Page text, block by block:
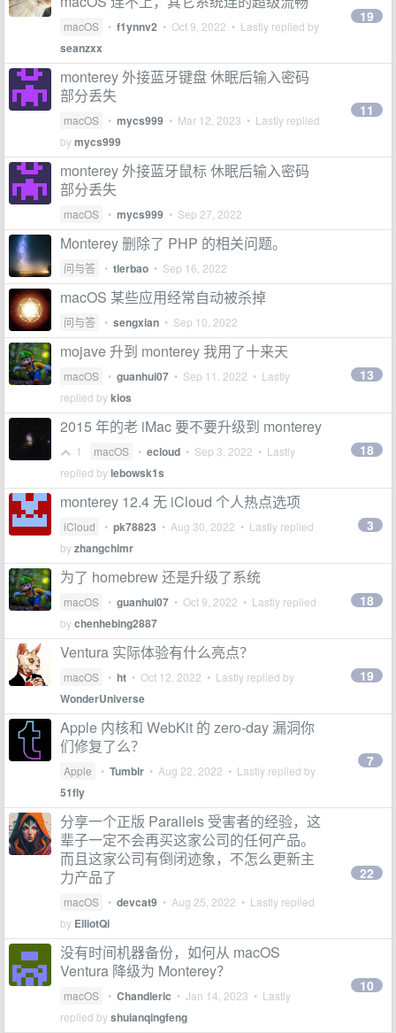
macOS • f1ynnv2 • Oct 9, 2022 • Lastly replied by
seanzxx
19
monterey 外接蓝牙键盘 休眠后输入密码
部分丢失
macOS • mycs999 • Mar 12, 2023 • Lastly replied
bymycs999
11
monterey 外接蓝牙鼠标 休眠后输入密码
部分丢失
macOS • mycs999 • Sep 27, 2022
Monterey 删除了 PHP 的相关问题。
问与答 • tlerbao • Sep 16, 2022
macOS 某些应用经常自动被杀掉
问与答 • sengxian • Sep 10, 2022
mojave 升到 monterey 我用了十来天
macOS • guanhui07 • Sep 11, 2022 • Lastly
replied bykios
13
2015 年的老 iMac 要不要升级到 monterey
1 macOS • ecloud • Sep 3, 2022 • Lastly
replied bylebowsk1s
18
monterey 12.4 无 iCloud 个人热点选项
iCloud • pk78823 • Aug 30, 2022 • Lastly replied
byzhangchimr
3
为了 homebrew 还是升级了系统
macOS • guanhui07 • Oct 9, 2022 • Lastly replied
bychenhebing2887
18
Ventura 实际体验有什么亮点？
macOS • ht • Oct 12, 2022 • Lastly replied by
WonderUniverse
19
Apple 内核和 WebKit 的 zero-day 漏洞你
们修复了么？
Apple • Tumblr • Aug 22, 2022 • Lastly replied by
51fly
7
分享一个正版 Parallels 受害者的经验，这
辈子一定不会再买这家公司的任何产品。
而且这家公司有倒闭迹象，不怎么更新主
力产品了
macOS • devcat9 • Aug 25, 2022 • Lastly replied
by ElliotQi
22
没有时间机器备份，如何从 macOS
Ventura 降级为 Monterey？
macOS • Chandleric • Jan 14, 2023 • Lastly
replied byshuianqingfeng
10